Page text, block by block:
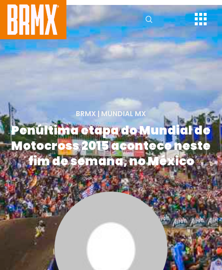
BRMX | MUNDIAL MX
Penúltima etapa do Mundial de
Motocross 2015 acontece neste
fim de semana, no México